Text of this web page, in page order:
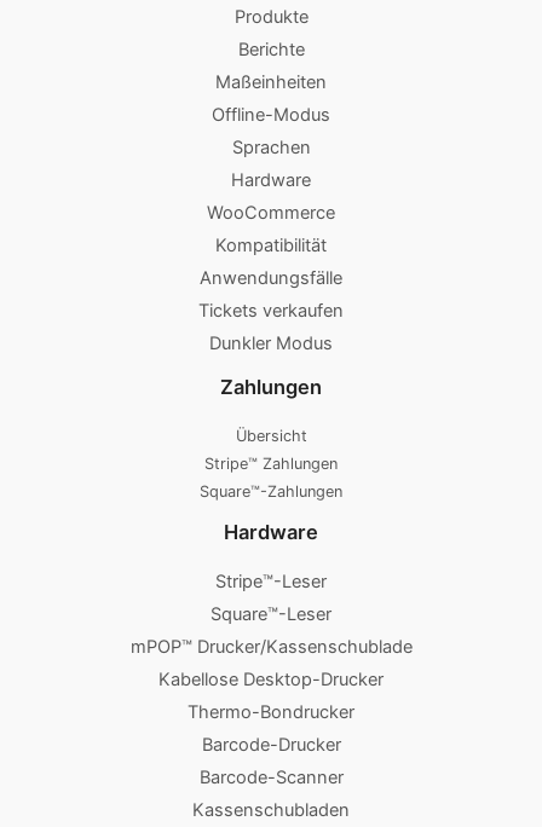
Produkte
Berichte
Maßeinheiten
Offline-Modus
Sprachen
Hardware
WooCommerce
Kompatibilität
Anwendungsfälle
Tickets verkaufen
Dunkler Modus
Zahlungen
Übersicht
Stripe™ Zahlungen
Square™-Zahlungen
Hardware
Stripe™-Leser
Square™-Leser
mPOP™ Drucker/Kassenschublade
Kabellose Desktop-Drucker
Thermo-Bondrucker
Barcode-Drucker
Barcode-Scanner
Kassenschubladen